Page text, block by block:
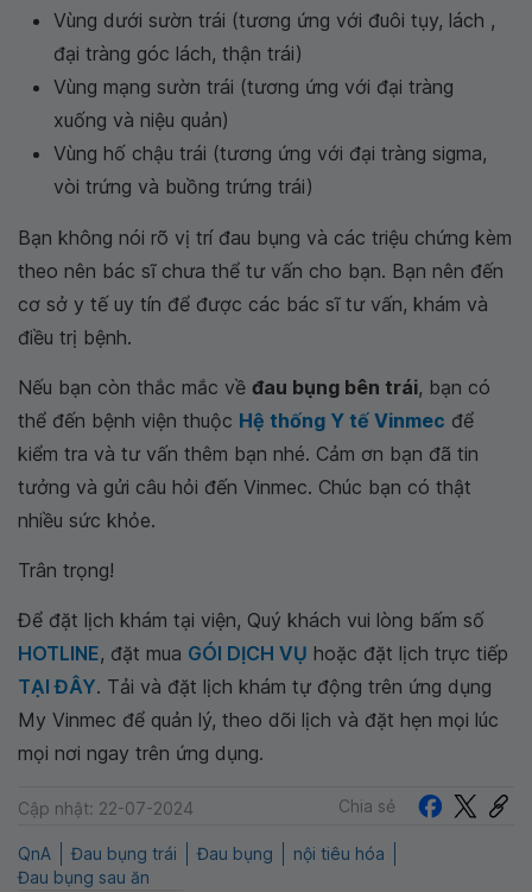
Vùng dưới sườn trái (tương ứng với đuôi tụy, lách ,
đại tràng góc lách, thận trái)
Vùng mạng sườn trái (tương ứng với đại tràng
xuống và niệu quản)
Vùng hố chậu trái (tương ứng với đại tràng sigma,
vòi trứng và buồng trứng trái)
Bạn không nói rõ vị trí đau bụng và các triệu chứng kèm
theo nên bác sĩ chưa thể tư vấn cho bạn. Bạn nên đến
cơ sở y tế uy tín để được các bác sĩ tư vấn, khám và
điều trị bệnh.
Nếu bạn còn thắc mắc về đau bụng bên trái, bạn có
thể đến bệnh viện thuộc Hệ thống Y tế Vinmec để
kiểm tra và tư vấn thêm bạn nhé. Cảm ơn bạn đã tin
tưởng và gửi câu hỏi đến Vinmec. Chúc bạn có thật
nhiều sức khỏe.
Trân trọng!
Để đặt lịch khám tại viện, Quý khách vui lòng bấm số
HOTLINE, đặt mua GÓI DỊCH VỤ hoặc đặt lịch trực tiếp
TẠI ĐÂY. Tải và đặt lịch khám tự động trên ứng dụng
My Vinmec để quản lý, theo dõi lịch và đặt hẹn mọi lúc
mọi nơi ngay trên ứng dụng.
Cập nhật: 22-07-2024 Chia sẻ
QnA Đau bụng trái Đau bụng
nội tiêu hóa
Đau bụng sau ăn